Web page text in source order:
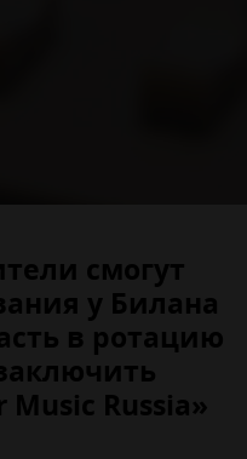
смогут
у Билана
в ротацию
Music Russia»